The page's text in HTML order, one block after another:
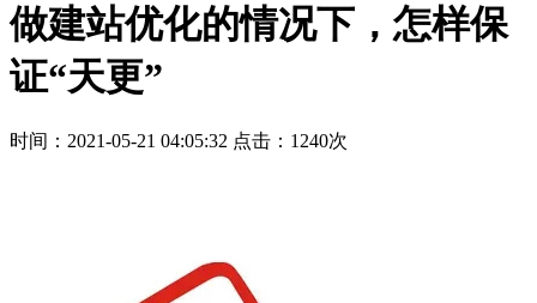
做建站优化的情况下，怎样保
证“天更”
时间：2021-05-21 04:05:32 点击：1240次